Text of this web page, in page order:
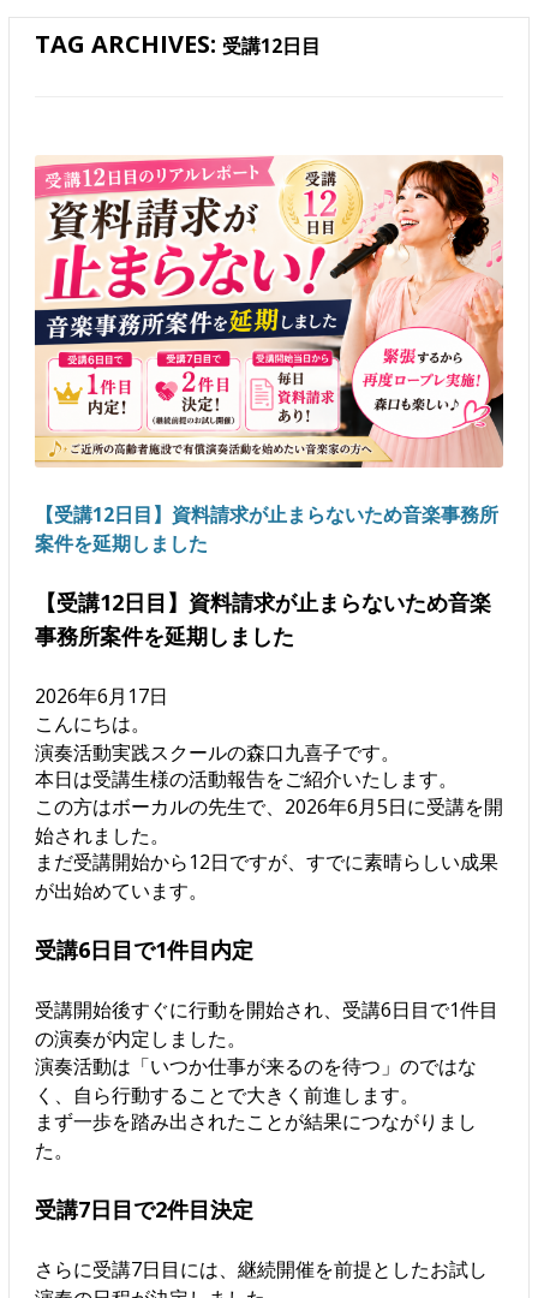
TAG ARCHIVES: 受講12日目
【受講12日目】資料請求が止まらないため音楽事務所
案件を延期しました
【受講12日目】資料請求が止まらないため音楽
事務所案件を延期しました
2026年6月17日
こんにちは。
演奏活動実践スクールの森口九喜子です。
本日は受講生様の活動報告をご紹介いたします。
この方はボーカルの先生で、2026年6月5日に受講を開
始されました。
まだ受講開始から12日ですが、すでに素晴らしい成果
が出始めています。
受講6日目で1件目内定
受講開始後すぐに行動を開始され、受講6日目で1件目
の演奏が内定しました。
演奏活動は「いつか仕事が来るのを待つ」のではな
く、自ら行動することで大きく前進します。
まず一歩を踏み出されたことが結果につながりまし
た。
受講7日目で2件目決定
さらに受講7日目には、継続開催を前提としたお試し